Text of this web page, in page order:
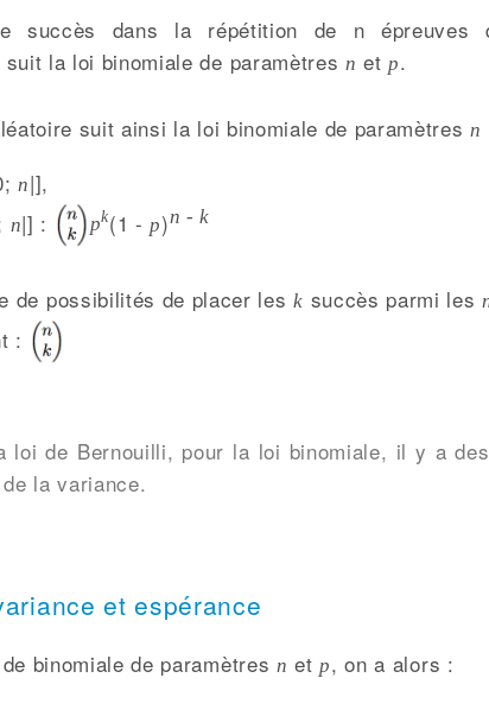
succès dans la répétition de n épreuves
suit la loi binomiale de paramètres n et p.
suit ainsi la loi binomiale de paramètresn
n|],
n|] : pk(1 - p)n - k
de possibilités de placer lesk succès parmi les
:
loi de Bernouilli, pour la loi binomiale, il y a
la variance.
et espérance
binomiale de paramètres n etp, on a alors :